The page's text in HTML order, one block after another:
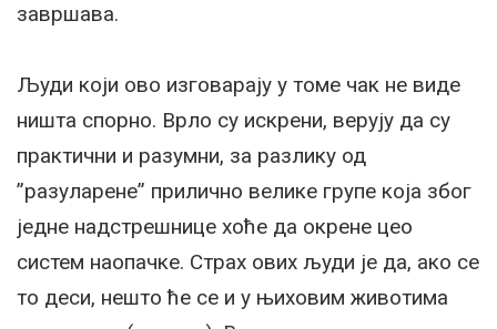
завршава.
Људи који ово изговарају у томе чак не виде
ништа спорно. Врло су искрени, верују да су
практични и разумни, за разлику од
”разуларене” прилично велике групе која због
једне надстрешнице хоће да окрене цео
систем наопачке. Страх ових људи је да, ако се
то деси, нешто ће се и у њиховим животима